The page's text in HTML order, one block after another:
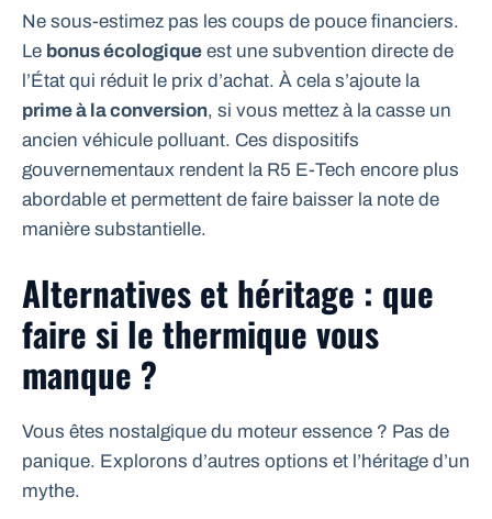
Ne sous-estimez pas les coups de pouce financiers.
Le bonus écologique est une subvention directe de
l’État qui réduit le prix d’achat. À cela s’ajoute la
prime à la conversion, si vous mettez à la casse un
ancien véhicule polluant. Ces dispositifs
gouvernementaux rendent la R5 E-Tech encore plus
abordable et permettent de faire baisser la note de
manière substantielle.
Alternatives et héritage : que
faire si le thermique vous
manque ?
Vous êtes nostalgique du moteur essence ? Pas de
panique. Explorons d’autres options et l’héritage d’un
mythe.